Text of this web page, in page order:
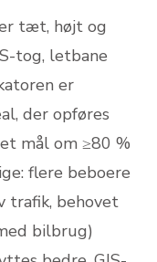
tæt, højt og
tog, letbane
er
der opføres
mål om ≥80 %
flere beboere
trafik, behovet
bilbrug)